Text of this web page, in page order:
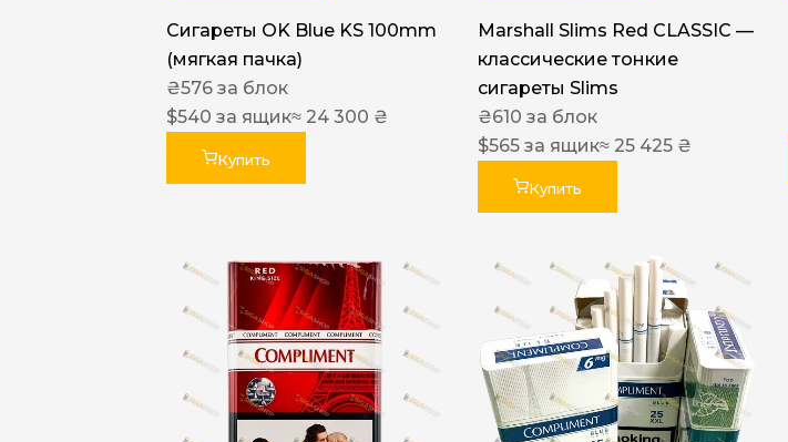
Сигарети LD
Сигареты OK Blue KS 100mm
(мягкая пачка)
₴576 за блок
$540 за ящик≈ 24 300 ₴
Купить
Marshall Slims Red CLASSIC —
классические тонкие
сигареты Slims
₴610 за блок
$565 за ящик≈ 25 425 ₴
Купить